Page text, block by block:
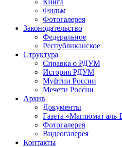
Книга
Фильм
Фотогалерея
Законодательство
Федеральное
Республиканское
Структура
Справка о РДУМ
История РДУМ
Муфтии России
Мечети России
Архив
Документы
Газета «Маглюмат аль-
Фотогалерея
Видеогалерея
Контакты